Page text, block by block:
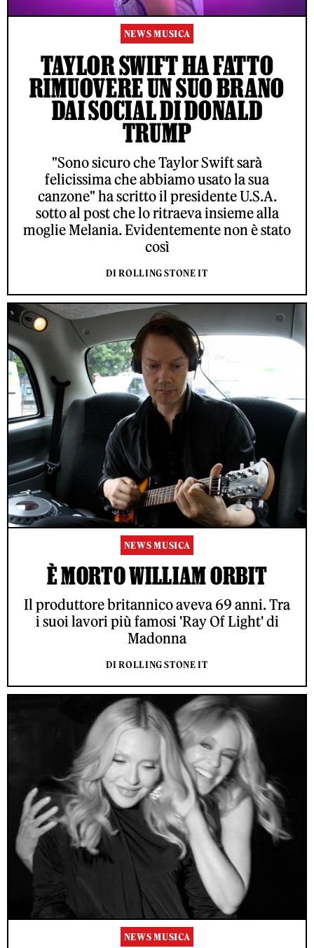
NEWS MUSICA
TAYLOR SWIFT HA FATTO
RIMUOVERE UN SUO BRANO
DAI SOCIAL DI DONALD
TRUMP
"Sono sicuro che Taylor Swift sarà
felicissima che abbiamo usato la sua
canzone" ha scritto il presidente U.S.A.
sotto al post che lo ritraeva insieme alla
moglie Melania. Evidentemente non è stato
così
DI ROLLING STONE IT
NEWS MUSICA
È MORTO WILLIAM ORBIT
Il produttore britannico aveva 69 anni. Tra
i suoi lavori più famosi 'Ray Of Light' di
Madonna
DI ROLLING STONE IT
NEWS MUSICA